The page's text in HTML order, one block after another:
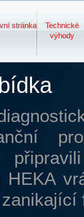
stránka
Technické
výhody
HEKA